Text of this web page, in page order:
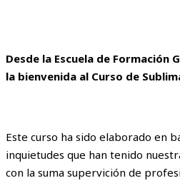
Desde la Escuela de Formación
la bienvenida al Curso de
Este curso ha sido elaborado en
inquietudes que han tenido
con la suma supervición de